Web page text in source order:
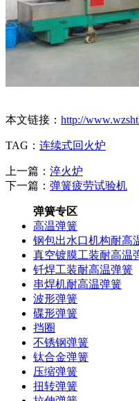
本文链接： http://
TAG： 连续式回火炉
上一篇： 淬火炉
下一篇： 弹簧疲劳试验机
弹簧专区
高温弹簧
钢包出水口机构耐高
真空镀膜工装耐高温
钎焊工装耐高温弹簧
串焊机耐高温弹簧
波形弹簧
碟形弹簧
挡圈
不锈钢弹簧
钛合金弹簧
压缩弹簧
扭转弹簧